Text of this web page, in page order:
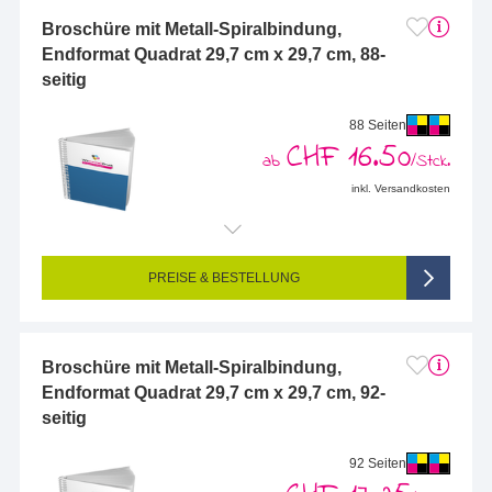
Broschüre mit Metall-Spiralbindung,
Endformat Quadrat 29,7 cm x 29,7 cm, 88-
seitig
88 Seiten
ab CHF 16.50/Stck.
inkl. Versandkosten
Endformat (bedruckte Fläche): 297 x 297 mm
Seitigkeit: 88-seitig (Vorderseite und Rückseite bedruckt)
4/4-farbig CMYK (vollfarbig bedruckt)
PREISE & BESTELLUNG
Broschüre mit Metall-Spiralbindung,
Endformat Quadrat 29,7 cm x 29,7 cm, 92-
seitig
92 Seiten